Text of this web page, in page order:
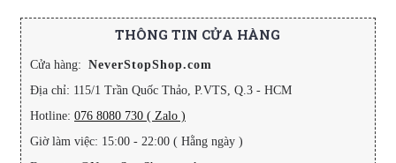
THÔNG TIN CỬA HÀNG
Cửa hàng: NeverStopShop.com
Địa chỉ: 115/1 Trần Quốc Thảo, P.VTS, Q.3 - HCM
Hotline: 076 8080 730 ( Zalo )
Giờ làm việc: 15:00 - 22:00 ( Hằng ngày )